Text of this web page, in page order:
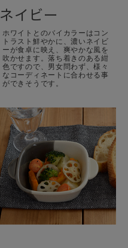
ネイビー
ホワイトとのバイカラーはコン
トラスト鮮やかに、濃いネイビ
ーが食卓に映え、爽やかな風を
吹かせます。落ち着きのある紺
色ですので、男女問わず、様々
なコーディネートに合わせる事
ができそうです。